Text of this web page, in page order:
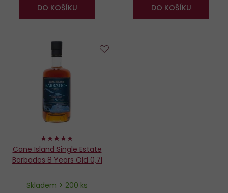
DO KOŠÍKU DO KOŠÍKU
100%
Cane Island Single Estate
Barbados 8 Years Old 0,7l
Skladem > 200 ks